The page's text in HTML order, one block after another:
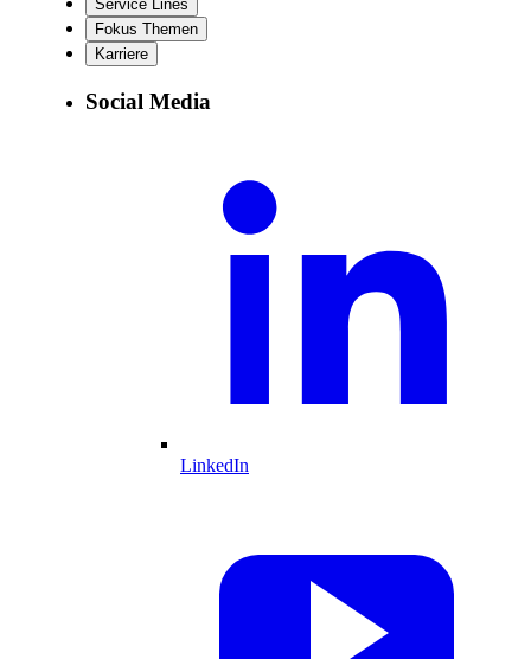
Service Lines
Fokus Themen
Karriere
Social Media
LinkedIn